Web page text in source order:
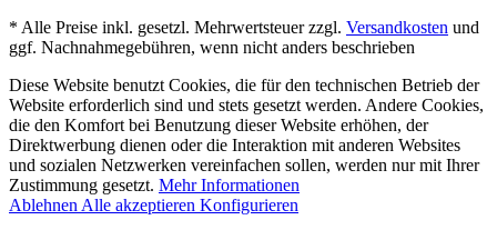
* Alle Preise inkl. gesetzl. Mehrwertsteuer zzgl. Versandkosten und
ggf. Nachnahmegebühren, wenn nicht anders beschrieben
Diese Website benutzt Cookies, die für den technischen Betrieb der
Website erforderlich sind und stets gesetzt werden. Andere Cookies,
die den Komfort bei Benutzung dieser Website erhöhen, der
Direktwerbung dienen oder die Interaktion mit anderen Websites
und sozialen Netzwerken vereinfachen sollen, werden nur mit Ihrer
Zustimmung gesetzt. Mehr Informationen
Ablehnen Alle akzeptieren Konfigurieren